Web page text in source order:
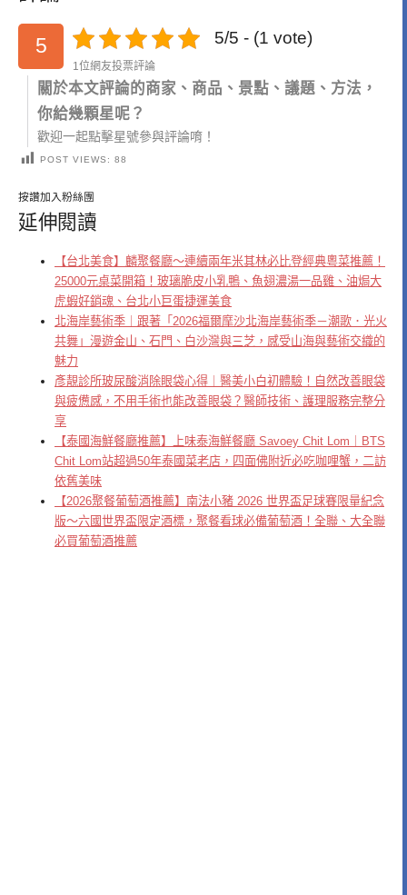
5 5/5 - (1 vote)
1位網友投票評論
關於本文評論的商家、商品、景點、議題、方法，
你給幾顆星呢？
歡迎一起點擊星號參與評論唷！
POST VIEWS: 88
按讚加入粉絲團
延伸閱讀
【台北美食】麟聚餐廳～連續兩年米其林必比登經典粵菜推薦！
25000元桌菜開箱！玻璃脆皮小乳鴨、魚翅濃湯一品雞、油焗大
虎蝦好銷魂、台北小巨蛋捷運美食
北海岸藝術季｜跟著「2026福爾摩沙北海岸藝術季－潮歌．光火
共舞」漫遊金山、石門、白沙灣與三芝，感受山海與藝術交織的
魅力
彥靚診所玻尿酸消除眼袋心得｜醫美小白初體驗！自然改善眼袋
與疲憊感，不用手術也能改善眼袋？醫師技術、護理服務完整分
享
【泰國海鮮餐廳推薦】上味泰海鮮餐廳 Savoey Chit Lom｜BTS
Chit Lom站超過50年泰國菜老店，四面佛附近必吃咖哩蟹，二訪
依舊美味
【2026聚餐葡萄酒推薦】南法小豬 2026 世界盃足球賽限量紀念
版～六國世界盃限定酒標，聚餐看球必備葡萄酒！全聯、大全聯
必買葡萄酒推薦